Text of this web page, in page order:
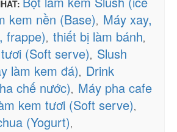
kem nền (Base), Máy xay,
frappe), thiết bị làm bánh,
(Soft serve), Slush
làm kem đá), Drink
chế nước), Máy pha cafe
kem tươi (Soft serve),
(Yogurt),